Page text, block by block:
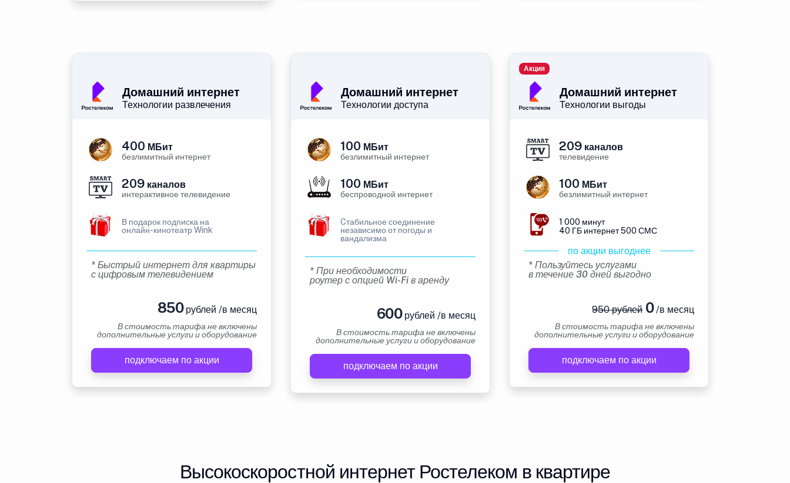
Домашний интернет
Технологии развлечения
400 МБит
безлимитный интернет
209 каналов
интерактивное телевидение
В подарок подписка на
онлайн-кинотеатр Wink
* Быстрый интернет для квартиры
с цифровым телевидением
850рублей /в месяц
В стоимость тарифа не включены
дополнительные услуги и оборудование
подключаем по акции
Домашний интернет
Технологии доступа
100 МБит
безлимитный интернет
100 МБит
беспроводной интернет
Cтабильное соединение
независимо от погоды и
вандализма
* При необходимости
роутер с опцией Wi-Fi в аренду
600рублей /в месяц
В стоимость тарифа не включены
дополнительные услуги и оборудование
подключаем по акции
Домашний интернет
Технологии выгоды
Акция
209 каналов
телевидение
100 МБит
безлимитный интернет
1 000 минут
40 ГБ интернет 500 СМС
по акции выгоднее
* Пользуйтесь услугами
в течение 30 дней выгодно
950 рублей0/в месяц
В стоимость тарифа не включены
дополнительные услуги и оборудование
подключаем по акции
Высокоскоростной интернет Ростелеком в квартире